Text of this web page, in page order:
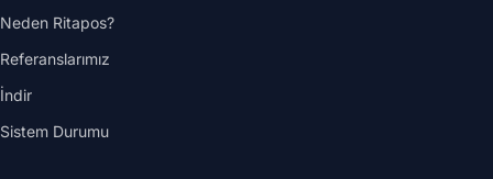
Neden Ritapos?
Referanslarımız
İndir
Sistem Durumu